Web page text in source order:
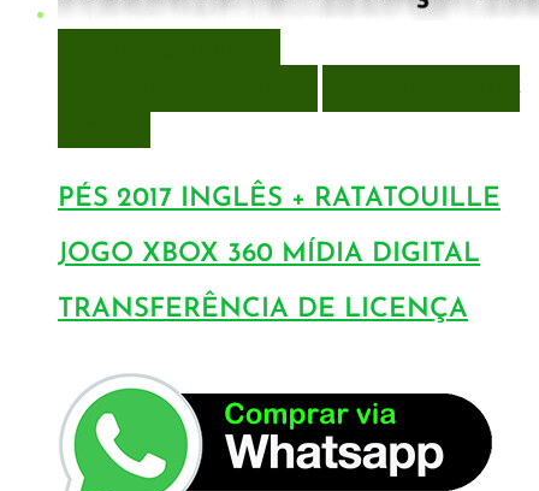
PÉS 2017 INGLÊS + RATATOUILLE
JOGO XBOX 360 MÍDIA DIGITAL
TRANSFERÊNCIA DE LICENÇA